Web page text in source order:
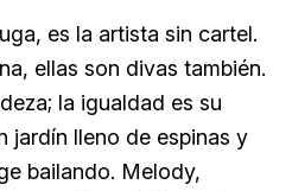
es la artista sin cartel.
ellas son divas también.
la igualdad es su
jardín lleno de espinas y
bailando. Melody,